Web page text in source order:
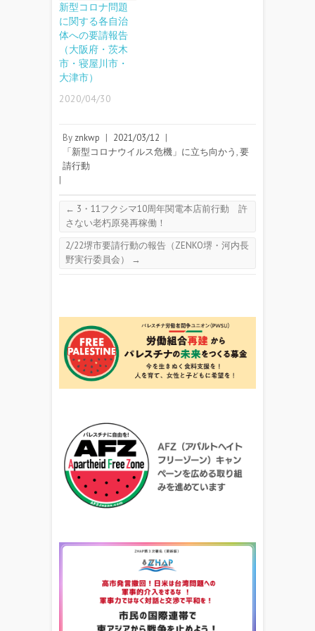
新型コロナ問題
に関する各自治
体への要請報告
（大阪府・茨木
市・寝屋川市・
大津市）
2020/04/30
By znkwp | 2021/03/12 |
「新型コロナウイルス危機」に立ち向かう,要
請行動
|
← 3・11フクシマ10周年関電本店前行動 許
さない老朽原発再稼働！
2/22堺市要請行動の報告（ZENKO堺・河内長
野実行委員会）
→